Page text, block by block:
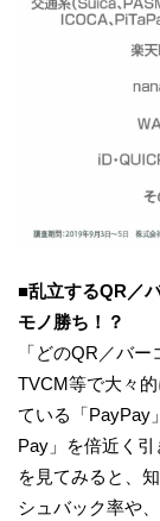
■乱立するQR／
モノ勝ち！？
「どのQR／バ
TVCM等で大々
ている「PayPay
Pay」を倍近く
を見てみると、
シュバック率や